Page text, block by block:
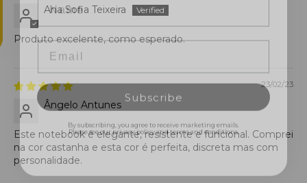
Ana Sofia Teixeira
Produto excelente, como esperado.
23/02/23
Ângelo Antunes
Este notebook é elegante, resistente e funcional. Comprei
na cor castanha e esta cor é perfeita, discreta mas com
personalidade.
Email
Subscribe
By subscribing, you agree to receive marketing emails.